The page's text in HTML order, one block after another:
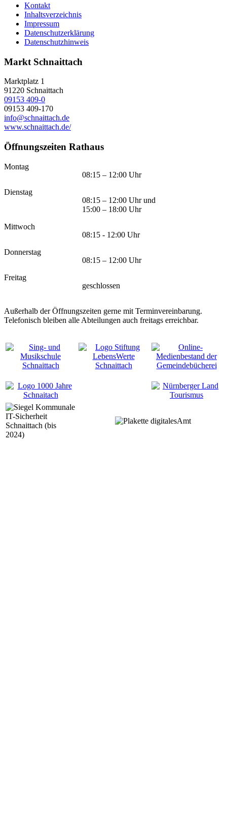
Kontakt
Inhaltsverzeichnis
Impressum
Datenschutzerklärung
Datenschutzhinweis
Markt Schnaittach
Marktplatz 1
91220 Schnaittach
09153 409-0
09153 409-170
info@schnaittach.de
www.schnaittach.de/
Öffnungszeiten Rathaus
Montag
08:15 – 12:00 Uhr
Dienstag
08:15 – 12:00 Uhr und
15:00 – 18:00 Uhr
Mittwoch
08:15 - 12:00 Uhr
Donnerstag
08:15 – 12:00 Uhr
Freitag
geschlossen
Außerhalb der Öffnungszeiten gerne mit Terminvereinbarung.
Telefonisch bleiben alle Abteilungen auch freitags erreichbar.